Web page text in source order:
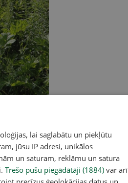
lai saglabātu un piekļūtu
jūsu IP adresi, unikālos
un saturam, reklāmu un satura
Trešo pušu piegādātāji (1884) var arī